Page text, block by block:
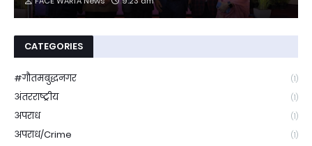
CATEGORIES
#गौतमबुद्धनगर (1)
अंतरराष्ट्रीय (1)
अपराध (1)
अपराध/Crime (1)